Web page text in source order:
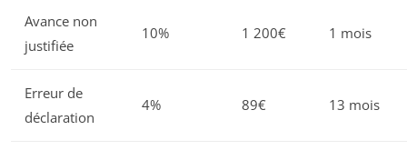
Avance non
justifiée
10% 1 200€ 1 mois
Erreur de
déclaration
4% 89€ 13 mois